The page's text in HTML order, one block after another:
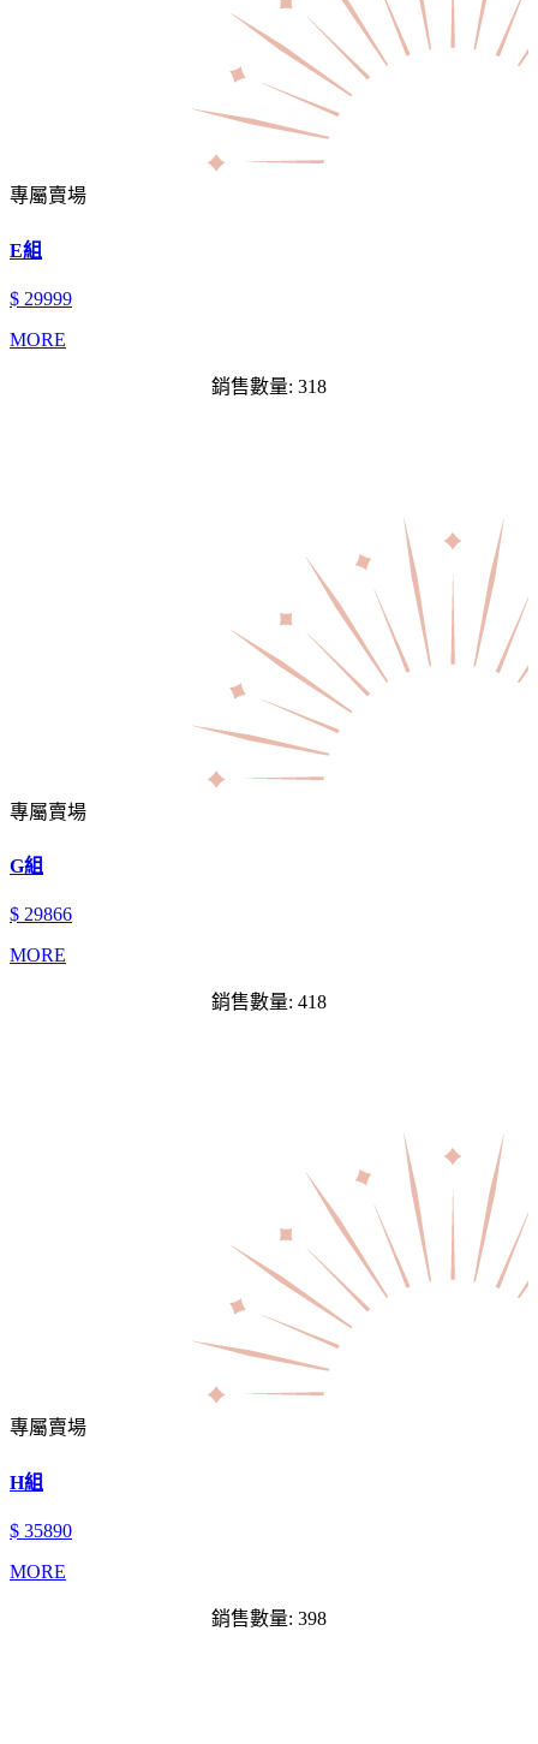
專屬賣場
E組
$ 29999
MORE
銷售數量: 318
專屬賣場
G組
$ 29866
MORE
銷售數量: 418
專屬賣場
H組
$ 35890
MORE
銷售數量: 398